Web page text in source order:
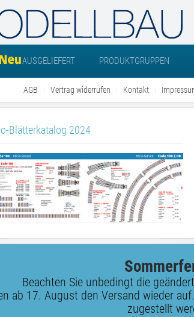
AUSGELIEFERT PRODUKTGRUPPEN
AGB Vertrag widerrufen Kontakt
Blätterkatalog 2024
Beachten Sie unbedingt die
ab 17. August den Versand wieder
zugestellt